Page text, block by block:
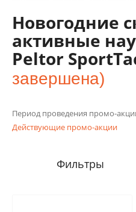
Новогодние
активные
Peltor
завершена)
Период проведения промо-
Действующие промо-акции